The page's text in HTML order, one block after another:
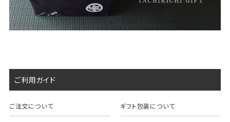
ご利用ガイド
ご注文について ギフト包装について